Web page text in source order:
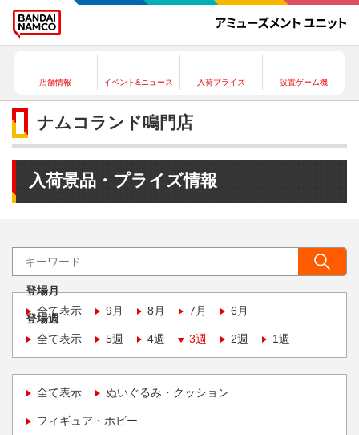
店舗情報 イベント&ニュース 入荷プライズ 設置ゲーム機
ナムコランド鳴門店
入荷景品・プライズ情報
登場月
全て表示
9月 8月 7月 6月
登場週
全て表示
5週 4週 3週 2週 1週
全て表示 ぬいぐるみ・クッション
フィギュア・ホビー